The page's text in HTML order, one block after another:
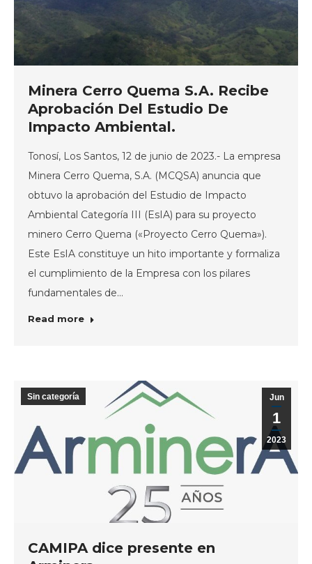
Minera Cerro Quema S.A. Recibe
Aprobación Del Estudio De
Impacto Ambiental.
Tonosí, Los Santos, 12 de junio de 2023.- La empresa
Minera Cerro Quema, S.A. (MCQSA) anuncia que
obtuvo la aprobación del Estudio de Impacto
Ambiental Categoría III (EsIA) para su proyecto
minero Cerro Quema («Proyecto Cerro Quema»).
Este EsIA constituye un hito importante y formaliza
el cumplimiento de la Empresa con los pilares
fundamentales de…
Read more
Jun
1
2023
Sin categoría
CAMIPA dice presente en